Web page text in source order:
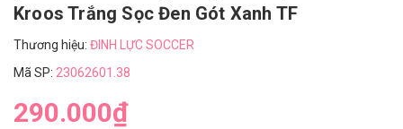
Kroos Trắng Sọc Đen Gót Xanh TF
Thương hiệu: ĐINH LỰC SOCCER
Mã SP: 23062601.38
290.000₫